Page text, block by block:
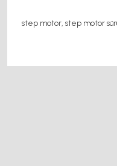
step motor, step motor